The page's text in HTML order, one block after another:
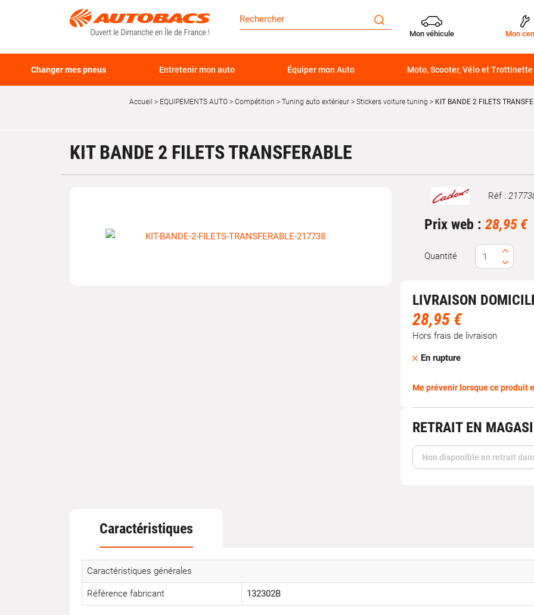
Mon véhicule Mon
Changer mes pneus Entretenir mon auto Équiper mon Auto Moto, Scooter, Vélo et Trottinette
Accueil EQUIPEMENTS AUTO Compétition Tuning auto extérieur Stickers voiture tuning KIT BANDE 2 FILETS
KIT BANDE 2 FILETS TRANSFERABLE
Marque Réf :
Prix web : 28,95 €
Quantité
LIVRAISON
28,95 €
Hors frais de livraison
En rupture
Me prévenir lorsque ce produit
RETRAIT EN
Non disponible en retrait
Caractéristiques
Caractéristiques générales
Référence fabricant 132302B